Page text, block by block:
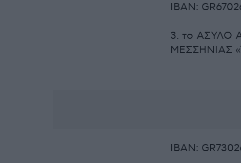
IBAN:
3. το ΑΣΥΛΟ
ΜΕΣΣΗΝΙΑΣ
IBAN: